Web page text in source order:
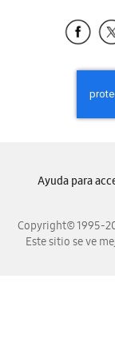
Copyright© 1995-
Este sitio se ve
Ayuda para